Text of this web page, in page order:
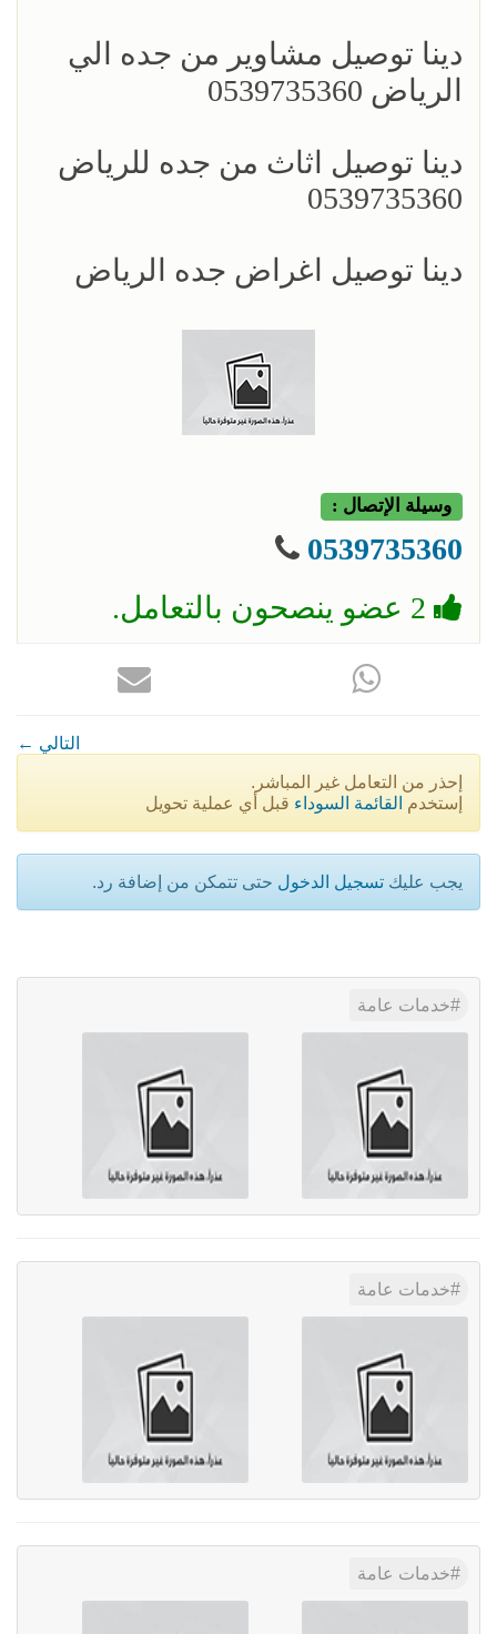
دينا توصيل مشاوير من جده الي
الرياض 0539735360
دينا توصيل اثاث من جده للرياض
0539735360
دينا توصيل اغراض جده الرياض
وسيلة الإتصال :
0539735360
← التالي
إحذر من التعامل غير المباشر.
إستخدم القائمة السوداء قبل أي عملية تحويل
يجب عليك تسجيل الدخول حتى تتمكن من إضافة رد.
خدمات عامة
خدمات عامة
خدمات عامة